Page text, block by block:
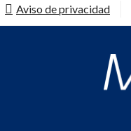
Aviso de privacidad